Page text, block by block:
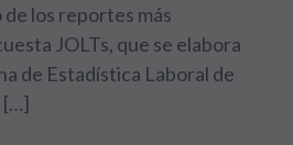
los reportes más
JOLTs, que se elabora
de Estadística Laboral de
[…]